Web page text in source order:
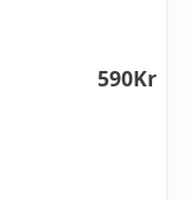
590Kr